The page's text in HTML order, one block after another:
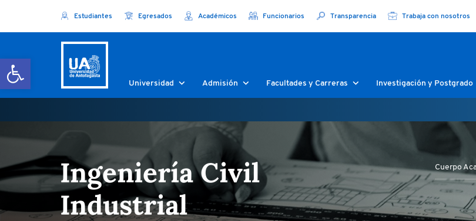
Abrir barra de herramientas
Estudiantes Egresados Académicos Funcionarios Transparencia Trabaja con nosotros
Universidad Admisión Facultades y Carreras Investigación y Postgrado
Ingeniería Civil
Industrial
Cuerpo